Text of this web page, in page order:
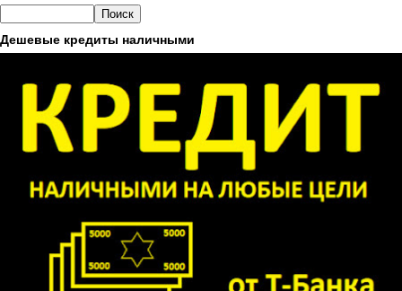
Дешевые кредиты наличными